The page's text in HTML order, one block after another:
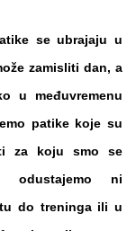
se ubrajaju u
zamisliti dan, a
u međuvremenu
patike koje su
za koju smo se
ni
do treninga ili u